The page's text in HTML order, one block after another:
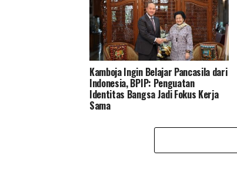
Kamboja Ingin Belajar Pancasila dari
Indonesia, BPIP: Penguatan
Identitas Bangsa Jadi Fokus Kerja
Sama